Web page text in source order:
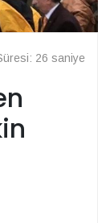
26 saniye